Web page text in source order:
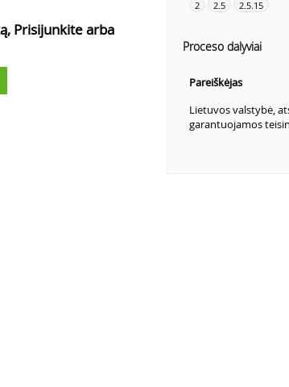
Prisijunkite arba
2 2.5 2.5.15
Proceso dalyviai
Pareiškėjas
Lietuvos valstybė,
garantuojamos